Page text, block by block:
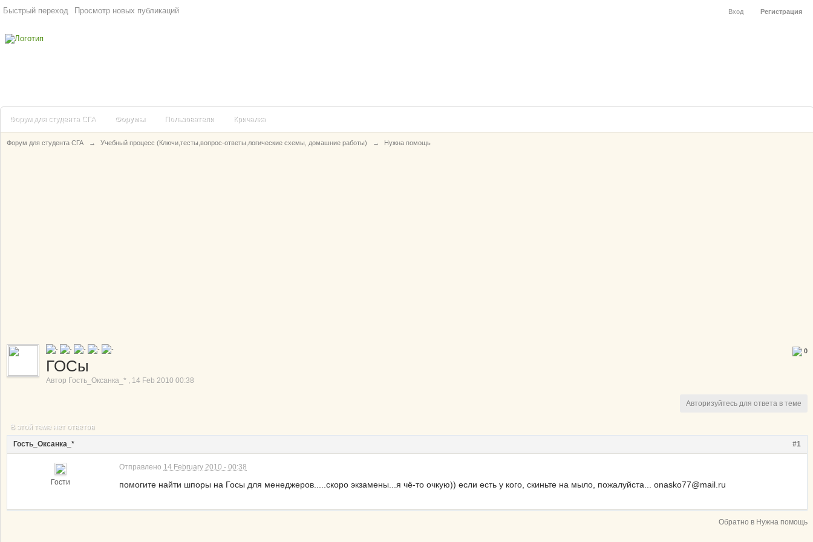
Быстрый переход Просмотр новых публикаций Вход Регистрация
Форум для студента СГА Форумы Пользователи Кричалка
Форум для студента СГА → Учебный процесс (Ключи,тесты,вопрос-ответы,логические схемы, домашние работы) → Нужна помощь
0
ГОСы
Автор Гость_Оксанка_* , 14 Feb 2010 00:38
Авторизуйтесь для ответа в теме
В этой теме нет ответов
#1
Гость_Оксанка_*
Гости
Отправлено 14 February 2010 - 00:38
помогите найти шпоры на Госы для менеджеров.....скоро экзамены...я чё-то очкую)) если есть у кого, скиньте на мыло, пожалуйста... onasko77@mail.ru
Обратно в Нужна помощь